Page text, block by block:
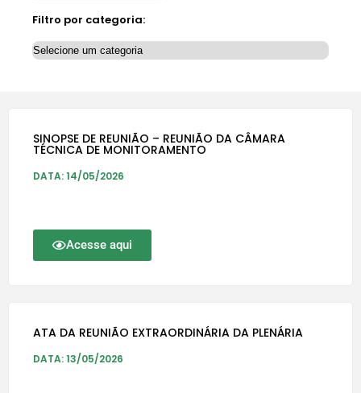
Filtro por categoria:
SINOPSE DE REUNIÃO – REUNIÃO DA CÂMARA
TÉCNICA DE MONITORAMENTO
DATA: 14/05/2026
Acesse aqui
ATA DA REUNIÃO EXTRAORDINÁRIA DA PLENÁRIA
DATA: 13/05/2026